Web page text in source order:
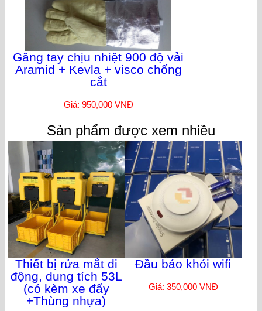
Găng tay chịu nhiệt 900 độ vải
Aramid + Kevla + visco chống
cắt
Giá: 950,000 VNĐ
Sản phẩm được xem nhiều
Thiết bị rửa mắt di
động, dung tích 53L
(có kèm xe đẩy
+Thùng nhựa)
Đầu báo khói wifi
Giá: 350,000 VNĐ